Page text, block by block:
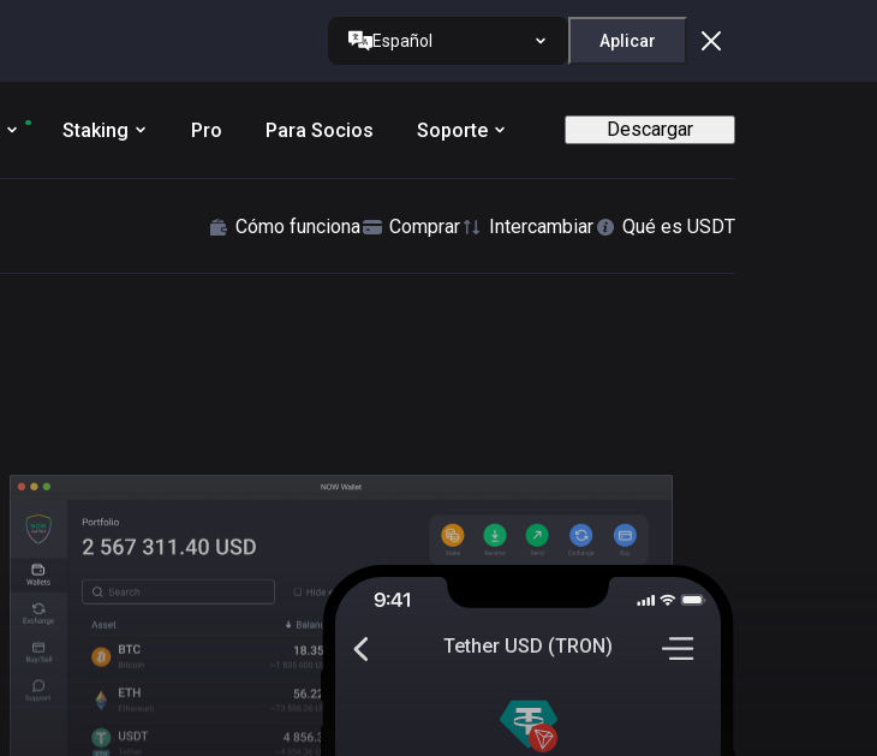
Español Aplicar
Staking Pro Para Socios Soporte Descargar
Cómo funciona Comprar Intercambiar Qué es USDT
Tether USD (TRON)